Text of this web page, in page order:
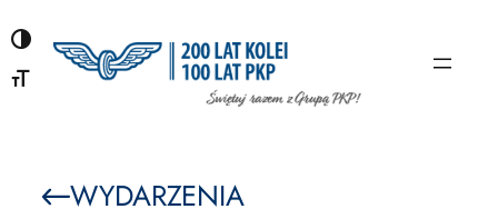
do
treści
WYDARZENIA